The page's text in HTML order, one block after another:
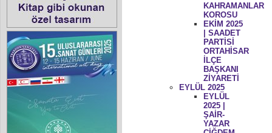
KAHRAMANLAR
KOROSU
EKİM 2025
| SAADET
PARTİSİ
ORTAHİSAR
İLÇE
BAŞKANI
ZİYARETİ
EYLÜL 2025
EYLÜL
2025 |
ŞAİR-
YAZAR